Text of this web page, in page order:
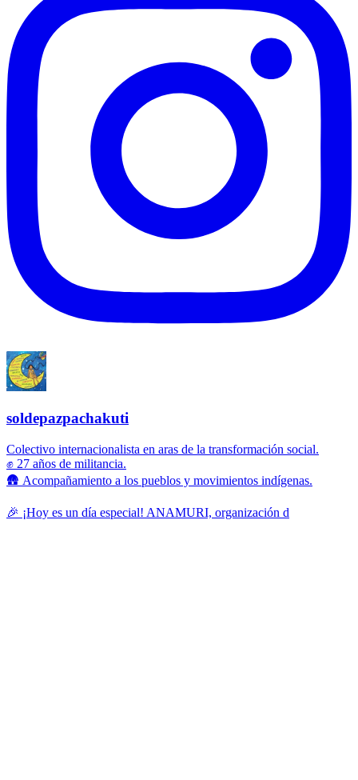
soldepazpachakuti
Colectivo internacionalista en aras de la transformación social.
✊ 27 años de militancia.
🛖 Acompañamiento a los pueblos y movimientos indígenas.
🎉 ¡Hoy es un día especial! ANAMURI, organización d